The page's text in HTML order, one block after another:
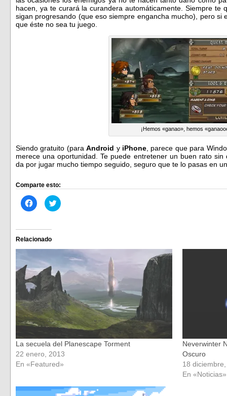
hacen, ya te curará la curandera automáticamente. Siempre te
sigan progresando (que eso siempre engancha mucho), pero si
que éste no sea tu juego.
¡Hemos «ganao», hemos
Siendo gratuito (paraAndroid y iPhone , parece que para
merece una oportunidad. Te puede entretener un buen rato
da por jugar mucho tiempo seguido, seguro que te lo pasas en
Comparte esto:
Haz
clic
Facebook
(Se
abre
en
ventana
nueva)
Haz
clic
en
ventana
nueva)
Relacionado
La secuela del Planescape Torment
22 enero, 2013
En «Featured»
Neverwinter
Oscuro
18
En «Noticias»